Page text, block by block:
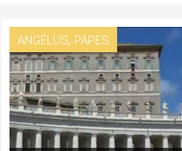
ANGÉLUS, PAPES